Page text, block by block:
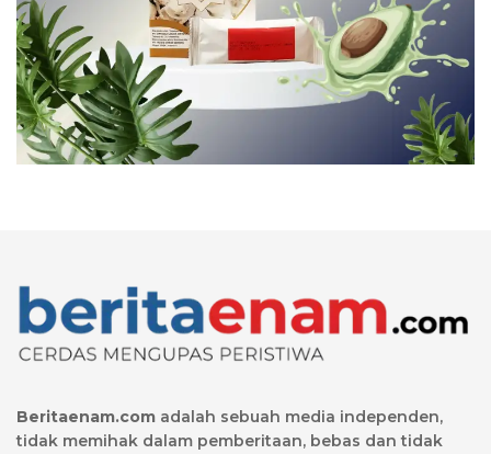
Beritaenam.com adalah sebuah media independen,
tidak memihak dalam pemberitaan, bebas dan tidak